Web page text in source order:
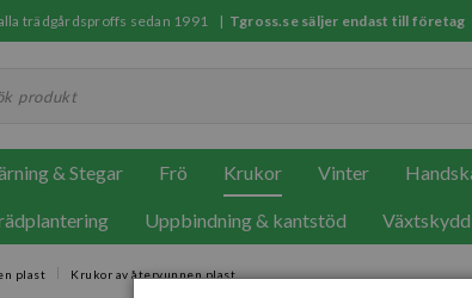
trädgårdsproffs sedan 1991 | Tgross.se säljer endast till företag
& Stegar Frö Krukor Vinter
Uppbindning & kantstöd Växtskydd
plast Krukor av återvunnen plast